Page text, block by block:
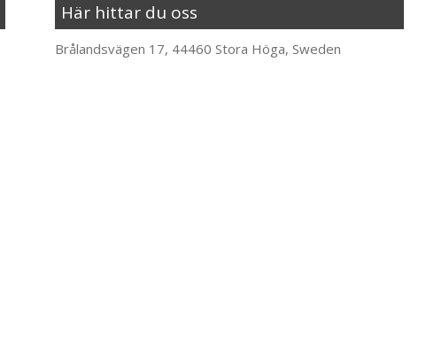
Här hittar du oss
Brålandsvägen 17, 44460 Stora Höga, Sweden